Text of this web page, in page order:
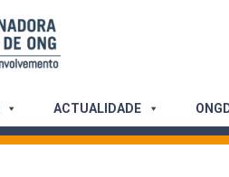
ACTUALIDADE